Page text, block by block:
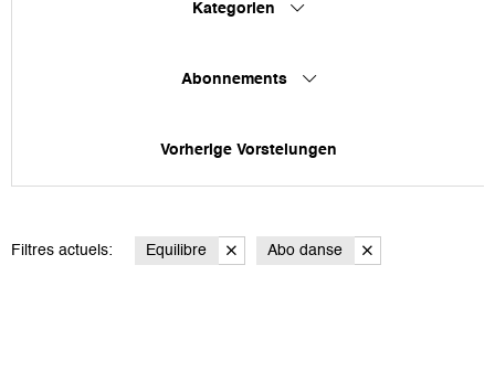
Kategorien
Abonnements
Vorherige Vorstelungen
Filtres actuels: Equilibre Abo danse